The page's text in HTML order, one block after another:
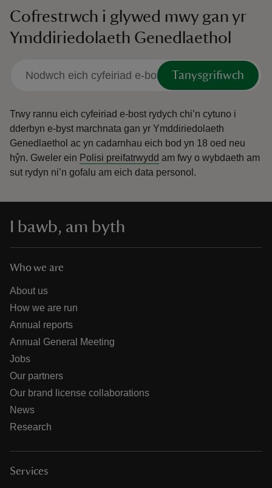
Cofrestrwch i glywed mwy gan yr
Ymddiriedolaeth Genedlaethol
Tanysgrifiwch
Trwy rannu eich cyfeiriad e-bost rydych chi’n cytuno i
dderbyn e-byst marchnata gan yr Ymddiriedolaeth
Genedlaethol ac yn cadarnhau eich bod yn 18 oed neu
hŷn. Gweler ein Polisi preifatrwydd am fwy o wybdaeth am
sut rydyn ni’n gofalu am eich data personol.
I bawb, am byth
Who we are
About us
How we are run
Annual reports
Annual General Meeting
Jobs
Our partners
Our brand license collaborations
News
Research
Services